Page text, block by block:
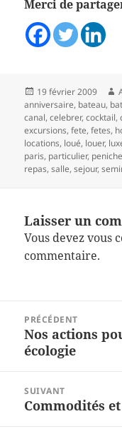
Merci de
Publié
le
19 février 2009
anniversaire, bateau,
canal,celebrer,cocktail,
excursions,fete,fetes,
locations, loué, louer,
paris, particulier, peniche
repas,salle,sejour,
Laisser un
Vous devezvous
commentaire.
l’article
PRÉCÉDENT
Article
précédent :
Nos actions
écologie
SUIVANT
Article
Commodités